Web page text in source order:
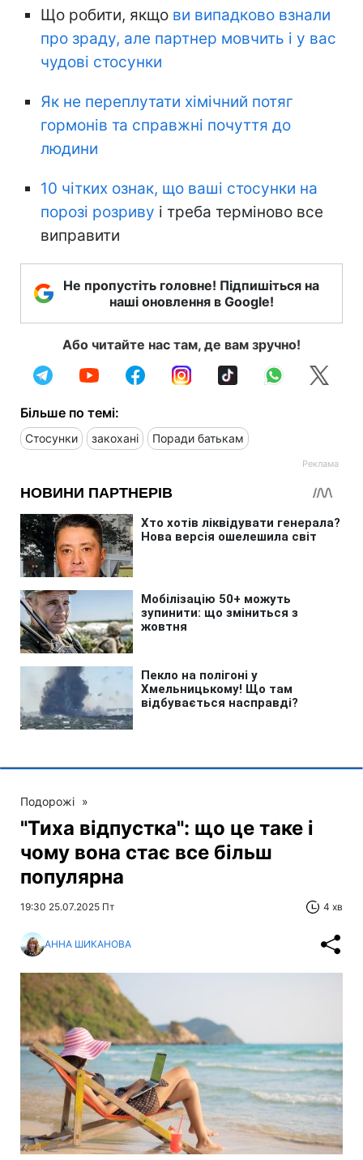
Що робити, якщо ви випадково взнали
про зраду, але партнер мовчить і у вас
чудові стосунки
Як не переплутати хімічний потяг
гормонів та справжні почуття до
людини
10 чітких ознак, що ваші стосунки на
порозі розриву і треба терміново все
виправити
Не пропустіть головне! Підпишіться на
наші оновлення в Google!
Або читайте нас там, де вам зручно!
Більше по темі:
Стосунки закохані Поради батькам
Подорожі »
"Тиха відпустка": що це таке і
чому вона стає все більш
популярна
19:30 25.07.2025 Пт 4 хв
АННА ШИКАНОВА